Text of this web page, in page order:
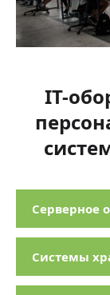
IТ-
Серверное
Системы